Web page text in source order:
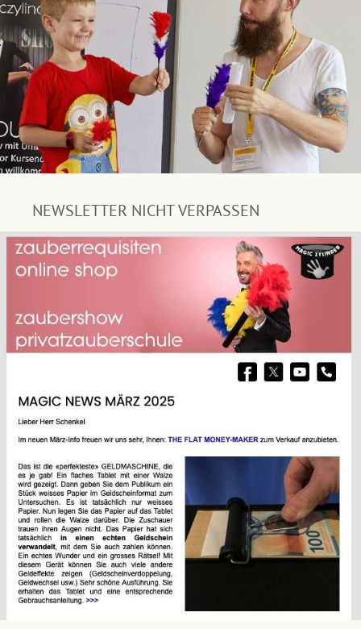
NEWSLETTER NICHT VERPASSEN